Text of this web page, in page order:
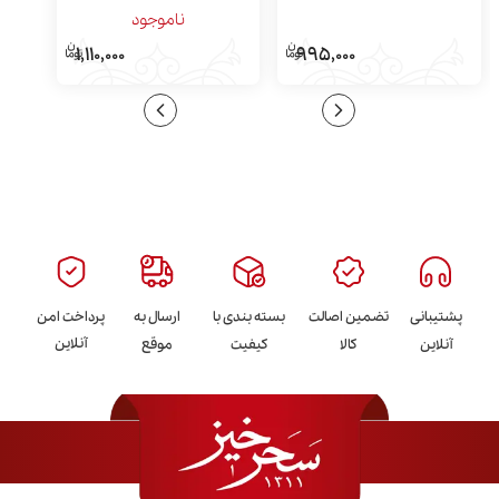
995,000
ناموجود
1,110,000
پشتیبانی
آنلاین
تضمین اصالت
کالا
بسته بندی با
کیفیت
ارسال به
موقع
پرداخت امن
آنلاین